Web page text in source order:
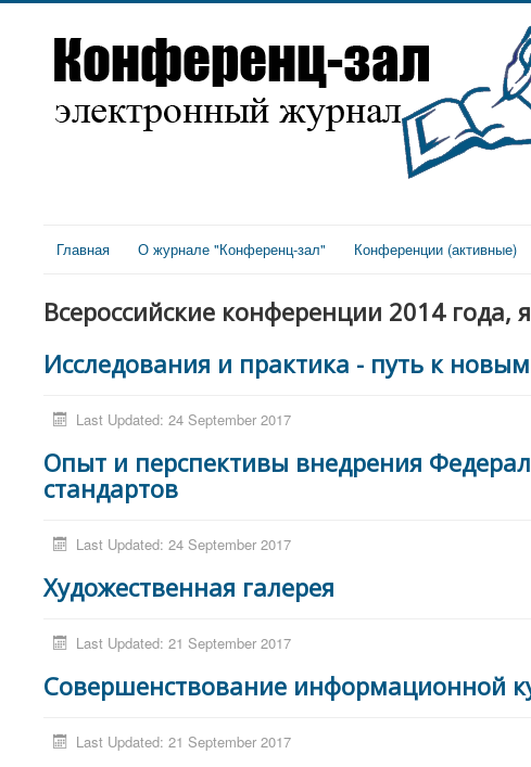
Главная О журнале "Конференц-зал" Конференции (активные)
Всероссийские конференции 2014 года,
Исследования и практика - путь к
Last Updated: 24 September 2017
Опыт и перспективы внедрения
стандартов
Last Updated: 24 September 2017
Художественная галерея
Last Updated: 21 September 2017
Совершенствование информационной
Last Updated: 21 September 2017